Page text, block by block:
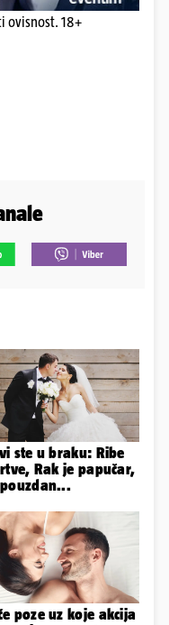
ovisnost. 18+
ste u braku: Ribe
Rak je papučar,
poze uz koje akcija